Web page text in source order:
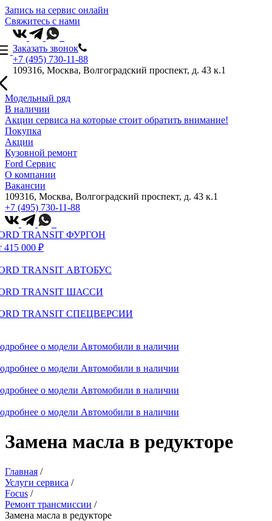
Запись на сервис онлайн
Свяжитесь с нами
Заказать звонок
+7 (495) 730-11-88
109316, Москва, Волгоградский проспект, д. 43 к.1
Модельный ряд
В наличии
Акции сервиса на которые стоит обратить внимание!
Покупка
Акции
Кузовной ремонт
Ford Сервис
О компании
Вакансии
109316, Москва, Волгоградский проспект, д. 43 к.1
+7 (495) 730-11-88
TRANSIT ФУРГОН
415 000 ₽
TRANSIT АВТОБУС
TRANSIT ШАССИ
TRANSIT СПЕЦВЕРСИИ
о модели Автомобили в наличии
о модели Автомобили в наличии
о модели Автомобили в наличии
о модели Автомобили в наличии
Замена масла в редукторе
Главная /
Услуги сервиса /
Focus /
Ремонт трансмиссии /
Замена масла в редукторе